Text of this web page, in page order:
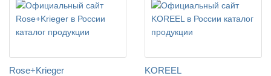
Rose+Krieger KOREEL